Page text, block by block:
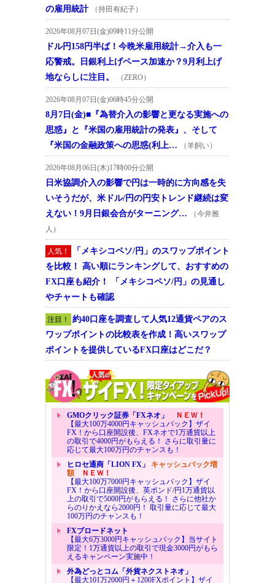
の雇用統計
（持田有紀子）
2026年08月07日(金)09時11分公開
ドル円158円半ば！今晩米雇用統計→介入も一
応警戒。日銀利上げペース加速か？9月利上げ
地ならしに注目。
（ZERO）
2026年08月07日(金)06時45分公開
8月7日(金)■『為替介入の影響と更なる実施への
思惑』と『米国の雇用統計の発表』、そして
『米国の金融政策への思惑(利上…
（羊飼い）
2026年08月06日(木)17時00分公開
日米協調介入の影響で円は一時的に方向感を失
いそうだが、米ドル/円の円安トレンド継続は変
えない！9月日銀会合がターニング…
（今井雅
人）
人気！
「メキシコペソ/円」のスワップポイント
を比較！ 高い順にランキングして、おすすめの
FX口座も紹介！ 「メキシコペソ/円」の見通し
やチャートも確認
注目！
約40口座を調査して人気12通貨ペアのス
ワップポイントの比較表を作成！高いスワップ
ポイントを提供しているFX口座はどこだ？
GMOクリック証券「FXネオ」
ＮＥＷ！
【最大100万4000円キャッシュバック】ザイ
FX！から口座開設後、FXネオで1万通貨以上
の取引で4000円がもらえる！ さらに取引量に
応じて最大100万円のチャンスも！
ヒロセ通商「LION FX」 キャッシュバック増
額ＮＥＷ！
【最大100万7000円キャッシュバック】ザイ
FX！から口座開設後、英ポンド/円1万通貨以
上の取引で5000円がもらえる！ さらに他社か
らのりかえなら2000円！ 取引量に応じて最大
100万円のチャンスも！
FXブロードネット
【最大6万3000円キャッシュバック】当サイト
限定！1万通貨以上の取引で現金3000円がもら
えるキャンペーン実施中！
外為どっとコム「外貨ネクストネオ」
【最大101万2000円＋1200FXポイント】ザイ